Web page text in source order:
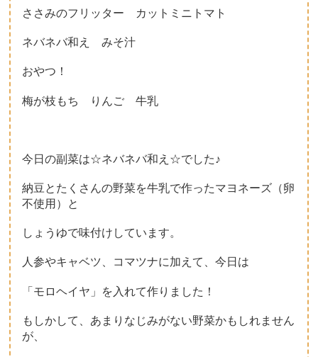
ささみのフリッター カットミニトマト
ネバネバ和え みそ汁
おやつ！
梅が枝もち りんご 牛乳
今日の副菜は☆ネバネバ和え☆でした♪
納豆とたくさんの野菜を牛乳で作ったマヨネーズ（卵
不使用）と
しょうゆで味付けしています。
人参やキャベツ、コマツナに加えて、今日は
「モロヘイヤ」を入れて作りました！
もしかして、あまりなじみがない野菜かもしれません
が、